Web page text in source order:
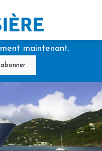
maintenant.